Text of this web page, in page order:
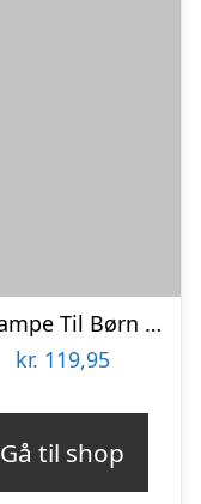
Natlampe Til Børn – Hunden Rufus
kr. 119,95
Gå til shop